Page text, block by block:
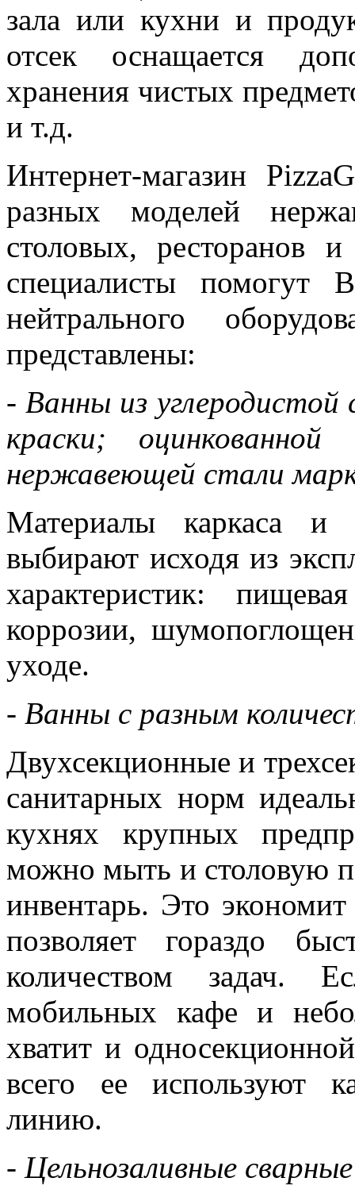
зала или кухни и
отсек оснащается
хранения чистых
и т.д.
Интернет-магазин
разных моделей
столовых, ресторанов
специалисты помогут
нейтрального
представлены:
- Ванны из
краски;
нержавеющей стали
Материалы каркаса и
выбирают исходя из
характеристик:
коррозии,
уходе.
- Ванны с разным
Двухсекционные и
санитарных норм
кухнях крупных
можно мыть и столовую
инвентарь. Это
позволяет гораздо
количеством задач.
мобильных кафе и
хватит и
всего ее используют
линию.
- Цельнозаливные